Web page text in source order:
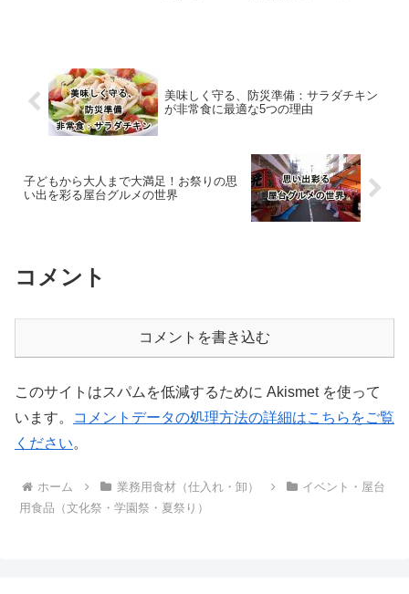
美味しく守る、防災準備：サラダチキン
が非常食に最適な5つの理由
子どもから大人まで大満足！お祭りの思
い出を彩る屋台グルメの世界
コメント
コメントを書き込む
このサイトはスパムを低減するために Akismet を使って
います。
コメントデータの処理方法の詳細はこちらをご覧
ください。
ホーム 業務用食材（仕入れ・卸）
イベント・屋台
用食品（文化祭・学園祭・夏祭り）